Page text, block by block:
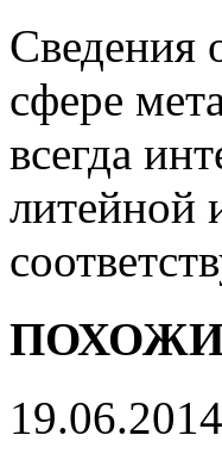
Сведения
сфере
всегда
литейной
19.06.2014